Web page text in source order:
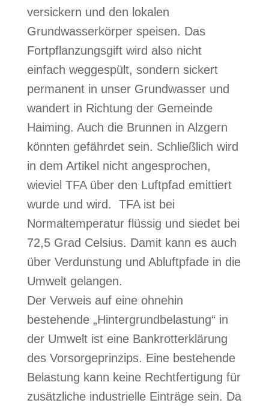
versickern und den lokalen
Grundwasserkörper speisen. Das
Fortpflanzungsgift wird also nicht
einfach weggespült, sondern sickert
permanent in unser Grundwasser und
wandert in Richtung der Gemeinde
Haiming. Auch die Brunnen in Alzgern
könnten gefährdet sein. Schließlich wird
in dem Artikel nicht angesprochen,
wieviel TFA über den Luftpfad emittiert
wurde und wird. TFA ist bei
Normaltemperatur flüssig und siedet bei
72,5 Grad Celsius. Damit kann es auch
über Verdunstung und Abluftpfade in die
Umwelt gelangen.
Der Verweis auf eine ohnehin
bestehende „Hintergrundbelastung“ in
der Umwelt ist eine Bankrotterklärung
des Vorsorgeprinzips. Eine bestehende
Belastung kann keine Rechtfertigung für
zusätzliche industrielle Einträge sein. Da